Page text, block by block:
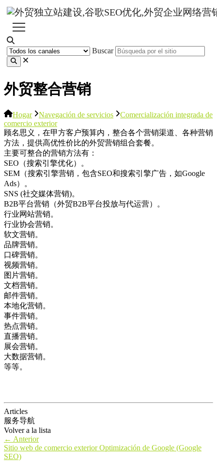
Buscar
外贸整合营销
Hogar Navegación de servicios
Comercialización integrada de
comercio exterior
顾名思义，在甲方客户预算内，整合各个营销渠道、各种营销
方法，提供高优性价比的外贸营销组合套餐。
主要可整合的营销方法有：
SEO（搜索引擎优化）。
SEM（搜索引擎营销，包含SEO和搜索引擎广告，如Google
Ads）。
SNS (社交媒体营销)。
B2B平台营销（外贸B2B平台投放与代运营）。
行业网站营销。
行业协会营销。
软文营销。
品牌营销。
口碑营销。
视频营销。
图片营销。
文档营销。
邮件营销。
本地化营销。
事件营销。
热点营销。
直播营销。
展会营销。
大数据营销。
等等。
Articles
服务导航
Volver a la lista
← Anterior
Sitio web de comercio exterior Optimización de Google (Google
SEO)